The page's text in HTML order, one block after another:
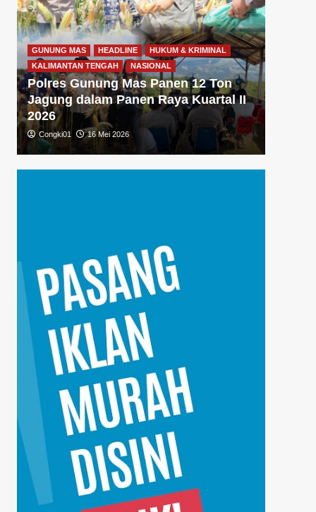
GUNUNG MAS HEADLINE
HUKUM & KRIMINAL
KALIMANTAN TENGAH
NASIONAL
Polres Gunung Mas Panen 12 Ton
Jagung dalam Panen Raya Kuartal II
2026
Congki01 16 Mei 2026